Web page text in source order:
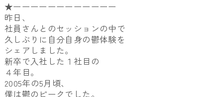
★ーーーーーーーーーーーー
昨日、
社員さんとのセッションの中で
久しぶりに自分自身の鬱体験を
シェアしました。
新卒で入社した１社目の
４年目。
2005年の5月頃、
僕は鬱のピークでした。